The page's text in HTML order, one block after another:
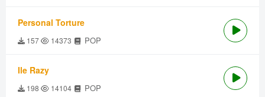
Personal Torture
157 14373 POP
Ile Razy
198 14104 POP